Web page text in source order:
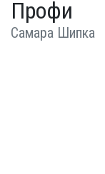
Профи
Самара Шипка